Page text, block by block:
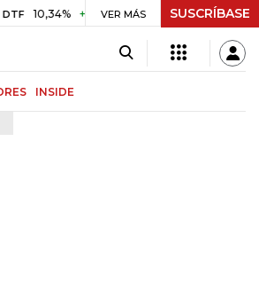
10,34% +0,10% +0,98% UVR $ 417,01
VER MÁS SUSCRÍBASE
INSIDE